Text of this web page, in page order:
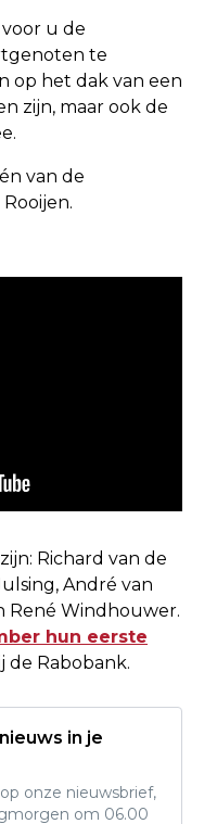
u de
te
op het dak van een
zijn, maar ook de
van de
Richard van de
André van
René Windhouwer.
hun eerste
de Rabobank.
in je
onze nieuwsbrief,
om 06.00